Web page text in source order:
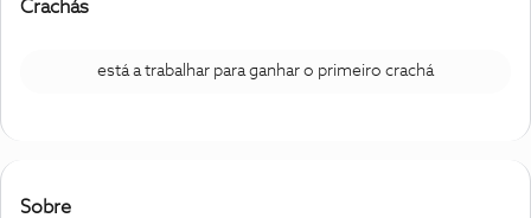
Crachás
está a trabalhar para ganhar o primeiro crachá
Sobre